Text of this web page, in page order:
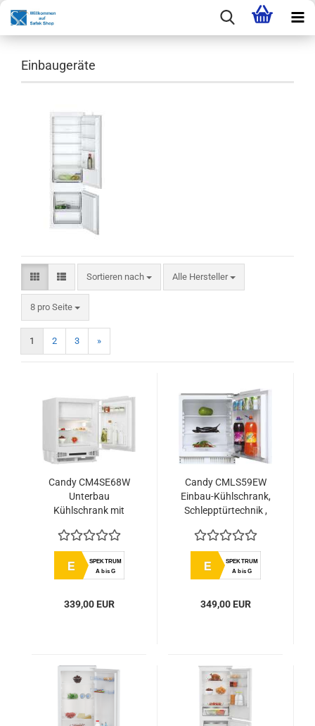
Einbaugeräte
Sortieren nach
Sortieren nach Alle Hersteller
8 pro Seite
pro Seite
1 2 3 »
Candy CM4SE68W
Unterbau
Kühlschrank mit
82 cm;
Festtürtechnik,
eintürig
E
SPEKTRUM
A bis G
339,00 EUR
Candy CMLS59EW
Einbau-Kühlschrank,
Schlepptürtechnik ,
cm. 35 Liter
E
SPEKTRUM
A bis G
349,00 EUR